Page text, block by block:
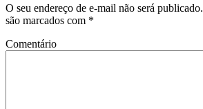
O seu endereço de e-mail não será publicado.
são marcados com *
Comentário